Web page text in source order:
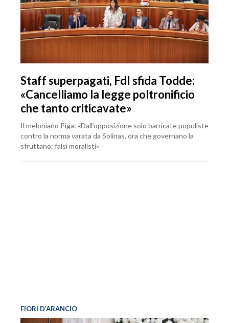
Staff superpagati, FdI sfida Todde:
«Cancelliamo la legge poltronificio
che tanto criticavate»
Il meloniano Piga: «Dall’opposizione solo barricate populiste
contro la norma varata da Solinas, ora che governano la
sfruttano: falsi moralisti»
FIORI D’ARANCIO